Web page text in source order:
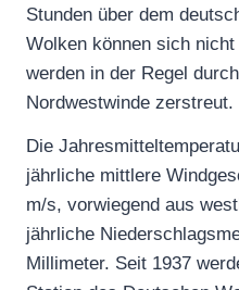
Stunden über dem
Wolken können sich
werden in der Regel
Nordwestwinde zerstreut.
Die
jährliche mittlere
m/s, vorwiegend aus
jährliche
Millimeter. Seit 1937